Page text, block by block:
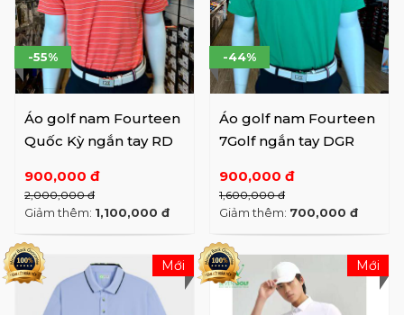
Áo golf nam Fourteen
Quốc Kỳ ngắn tay RD
900,000 đ
2,000,000 đ
-55%
Giảm thêm: 1,100,000 đ
Áo golf nam Fourteen
7Golf ngắn tay DGR
900,000 đ
1,600,000 đ
-44%
Giảm thêm: 700,000 đ
Mới Mới